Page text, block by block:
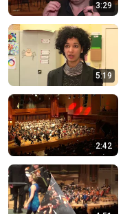
3:29
5:19
2:42